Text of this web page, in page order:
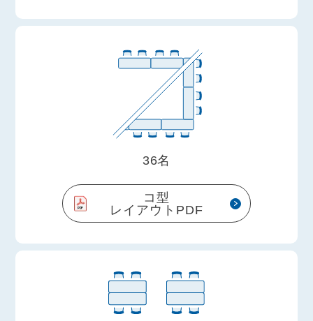
36名
コ型
レイアウトPDF